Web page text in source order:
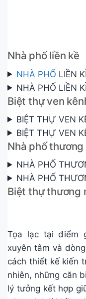
Nhà phố liền kề
NHÀ PHỐ LIỀN
NHÀ PHỐ LIỀN
Biệt thự ven
BIỆT THỰ VEN
BIỆT THỰ VEN
Nhà phố thương
NHÀ PHỐ
NHÀ PHỐ
Biệt thự thương
Tọa lạc tại điểm
xuyên tâm và
cách thiết kế kiến
nhiên, những căn
lý tưởng kết hợp